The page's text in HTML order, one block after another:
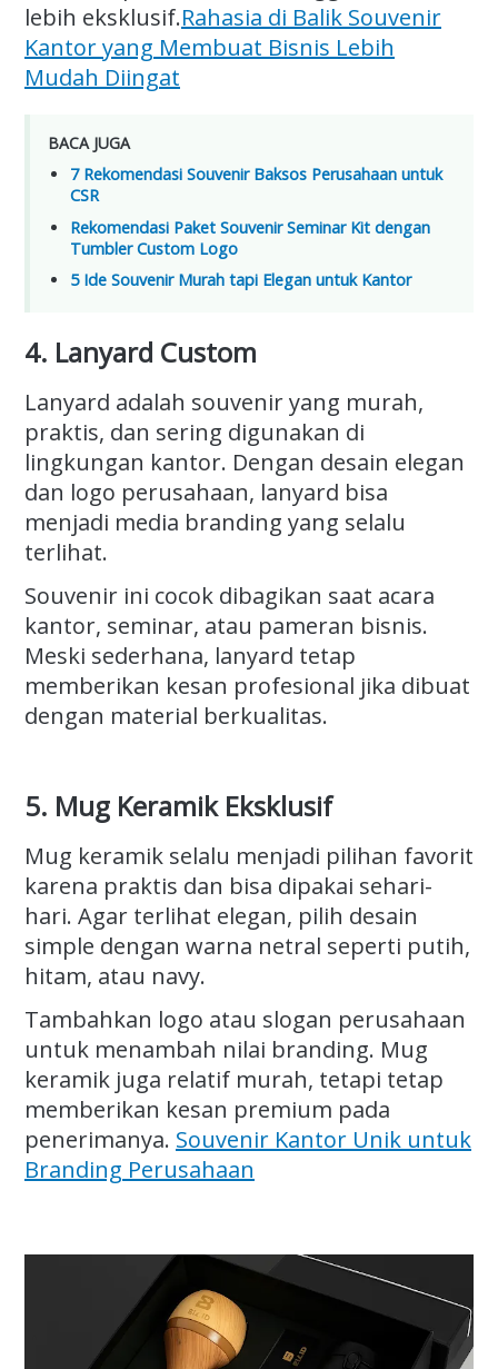
lebih eksklusif.Rahasia di Balik Souvenir
Kantor yang Membuat Bisnis Lebih
Mudah Diingat
BACA JUGA
7 Rekomendasi Souvenir Baksos Perusahaan untuk
CSR
Rekomendasi Paket Souvenir Seminar Kit dengan
Tumbler Custom Logo
5 Ide Souvenir Murah tapi Elegan untuk Kantor
4. Lanyard Custom
Lanyard adalah souvenir yang murah,
praktis, dan sering digunakan di
lingkungan kantor. Dengan desain elegan
dan logo perusahaan, lanyard bisa
menjadi media branding yang selalu
terlihat.
Souvenir ini cocok dibagikan saat acara
kantor, seminar, atau pameran bisnis.
Meski sederhana, lanyard tetap
memberikan kesan profesional jika dibuat
dengan material berkualitas.
5. Mug Keramik Eksklusif
Mug keramik selalu menjadi pilihan favorit
karena praktis dan bisa dipakai sehari-
hari. Agar terlihat elegan, pilih desain
simple dengan warna netral seperti putih,
hitam, atau navy.
Tambahkan logo atau slogan perusahaan
untuk menambah nilai branding. Mug
keramik juga relatif murah, tetapi tetap
memberikan kesan premium pada
penerimanya. Souvenir Kantor Unik untuk
Branding Perusahaan